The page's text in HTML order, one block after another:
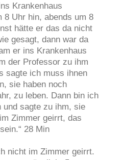
Krankenhaus
8 Uhr hin, abends um 8
hätte er das da nicht
gesagt, dann war da
er ins Krankenhaus
der Professor zu ihm
sagte ich muss ihnen
sie haben noch
zu leben. Dann bin ich
und sagte zu ihm, sie
Zimmer geirrt, das
28 Min
nicht im Zimmer geirrt.